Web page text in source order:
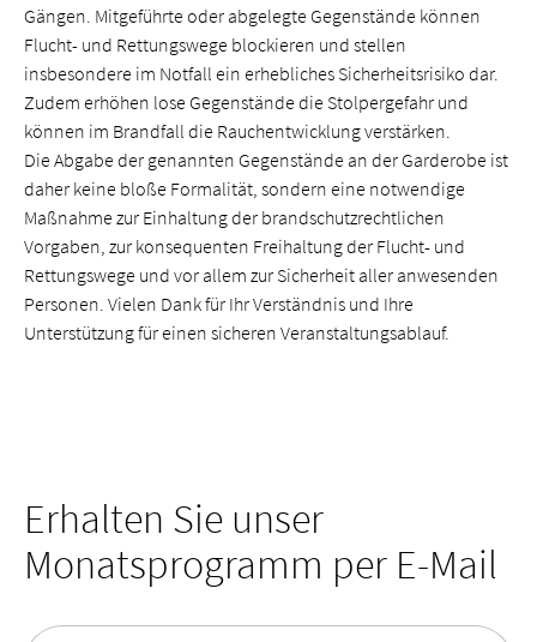
Gängen. Mitgeführte oder abgelegte Gegenstände können
Flucht- und Rettungswege blockieren und stellen
insbesondere im Notfall ein erhebliches Sicherheitsrisiko dar.
Zudem erhöhen lose Gegenstände die Stolpergefahr und
können im Brandfall die Rauchentwicklung verstärken.
Die Abgabe der genannten Gegenstände an der Garderobe ist
daher keine bloße Formalität, sondern eine notwendige
Maßnahme zur Einhaltung der brandschutzrechtlichen
Vorgaben, zur konsequenten Freihaltung der Flucht- und
Rettungswege und vor allem zur Sicherheit aller anwesenden
Personen. Vielen Dank für Ihr Verständnis und Ihre
Unterstützung für einen sicheren Veranstaltungsablauf.
Erhalten Sie unser
Monatsprogramm per E-Mail